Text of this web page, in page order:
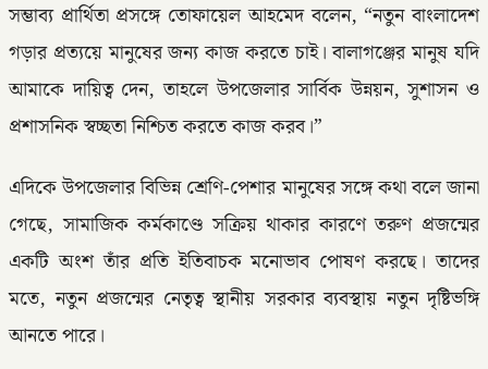
সম্ভাব্য প্রার্থিতা প্রসঙ্গে তোফায়েল আহমেদ বলেন, “নতুন বাংলাদেশ
গড়ার প্রত্যয়ে মানুষের জন্য কাজ করতে চাই। বালাগঞ্জের মানুষ যদি
আমাকে দায়িত্ব দেন, তাহলে উপজেলার সার্বিক উন্নয়ন, সুশাসন ও
প্রশাসনিক স্বচ্ছতা নিশ্চিত করতে কাজ করব।”
এদিকে উপজেলার বিভিন্ন শ্রেণি-পেশার মানুষের সঙ্গে কথা বলে জানা
গেছে, সামাজিক কর্মকাণ্ডে সক্রিয় থাকার কারণে তরুণ প্রজন্মের
একটি অংশ তাঁর প্রতি ইতিবাচক মনোভাব পোষণ করছে। তাদের
মতে, নতুন প্রজন্মের নেতৃত্ব স্থানীয় সরকার ব্যবস্থায় নতুন দৃষ্টিভঙ্গি
আনতে পারে।